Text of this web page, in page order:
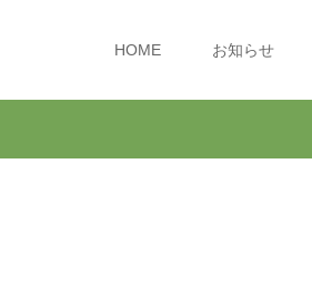
HOME お知らせ